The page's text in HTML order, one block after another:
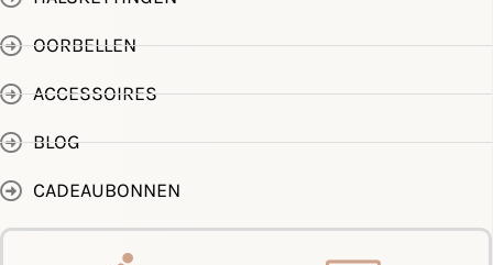
OORBELLEN
ACCESSOIRES
BLOG
CADEAUBONNEN